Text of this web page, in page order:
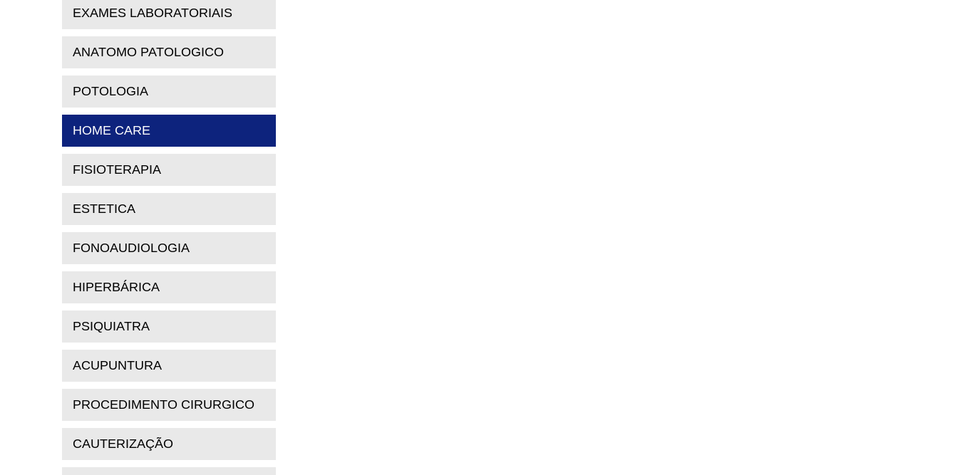
EXAMES LABORATORIAIS
ANATOMO PATOLOGICO
POTOLOGIA
HOME CARE
FISIOTERAPIA
ESTETICA
FONOAUDIOLOGIA
HIPERBÁRICA
PSIQUIATRA
ACUPUNTURA
PROCEDIMENTO CIRURGICO
CAUTERIZAÇÃO